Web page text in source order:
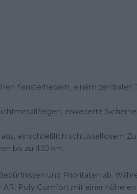
Fensterhebern, einem zentralen
erweiterte
einschließlich schlüssellosem
bis zu 410 km.
und Prioritäten ab.
Poly Comfort mit einer